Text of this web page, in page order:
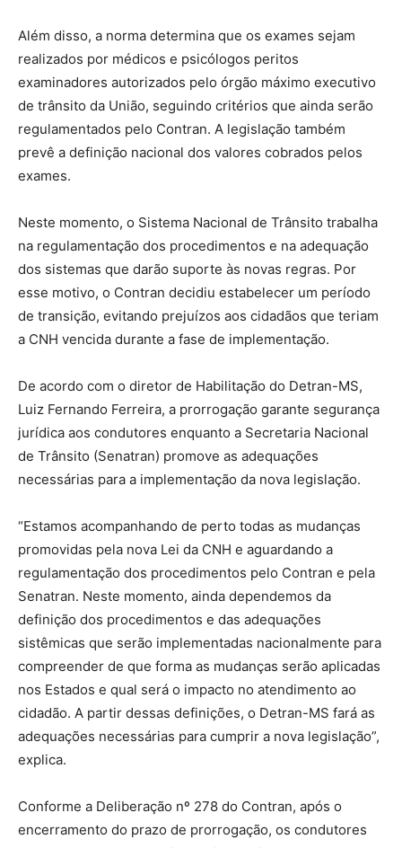
Além disso, a norma determina que os exames sejam
realizados por médicos e psicólogos peritos
examinadores autorizados pelo órgão máximo executivo
de trânsito da União, seguindo critérios que ainda serão
regulamentados pelo Contran. A legislação também
prevê a definição nacional dos valores cobrados pelos
exames.
Neste momento, o Sistema Nacional de Trânsito trabalha
na regulamentação dos procedimentos e na adequação
dos sistemas que darão suporte às novas regras. Por
esse motivo, o Contran decidiu estabelecer um período
de transição, evitando prejuízos aos cidadãos que teriam
a CNH vencida durante a fase de implementação.
De acordo com o diretor de Habilitação do Detran-MS,
Luiz Fernando Ferreira, a prorrogação garante segurança
jurídica aos condutores enquanto a Secretaria Nacional
de Trânsito (Senatran) promove as adequações
necessárias para a implementação da nova legislação.
“Estamos acompanhando de perto todas as mudanças
promovidas pela nova Lei da CNH e aguardando a
regulamentação dos procedimentos pelo Contran e pela
Senatran. Neste momento, ainda dependemos da
definição dos procedimentos e das adequações
sistêmicas que serão implementadas nacionalmente para
compreender de que forma as mudanças serão aplicadas
nos Estados e qual será o impacto no atendimento ao
cidadão. A partir dessas definições, o Detran-MS fará as
adequações necessárias para cumprir a nova legislação”,
explica.
Conforme a Deliberação nº 278 do Contran, após o
encerramento do prazo de prorrogação, os condutores